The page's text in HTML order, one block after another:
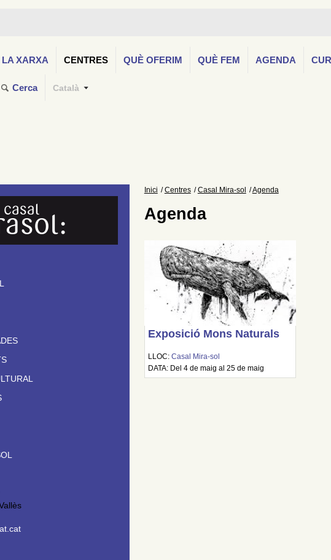
LA XARXA CENTRES QUÈ OFERIM QUÈ FEM AGENDA
Cerca Català
Inici Centres Casal Mira-sol Agenda
Agenda
Exposició Mons Naturals
LLOC: Casal Mira-sol
DATA: Del 4 de maig al 25 de maig